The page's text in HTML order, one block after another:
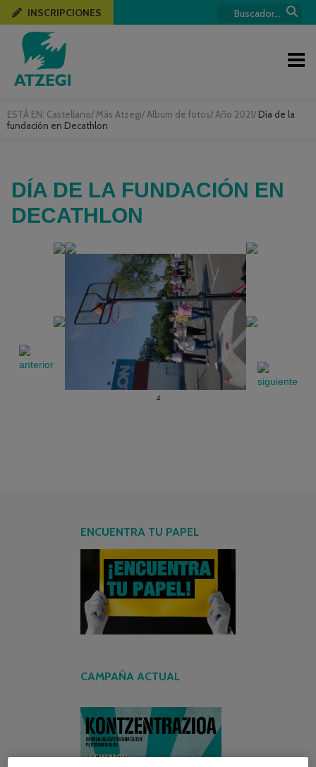
ESTÁ EN: Castellano/ Más Atzegi/ Album de fotos/ Año 2021/ Día de la
fundación en Decathlon
INSCRIPCIONES
DÍA DE LA FUNDACIÓN EN
DECATHLON
4
ENCUENTRA TU PAPEL
CAMPAÑA ACTUAL